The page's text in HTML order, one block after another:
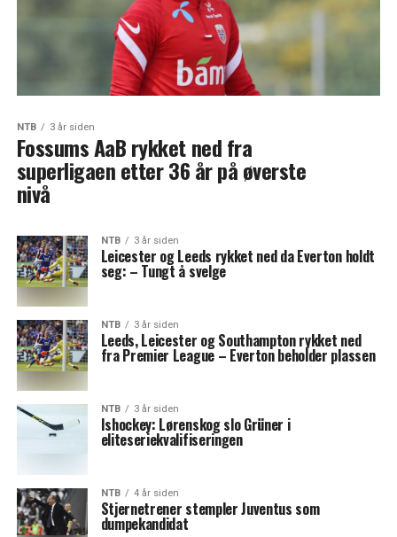
NTB 3 år siden
Fossums AaB rykket ned fra
superligaen etter 36 år på øverste
nivå
NTB 3 år siden
Leicester og Leeds rykket ned da Everton holdt
seg: – Tungt å svelge
NTB 3 år siden
Leeds, Leicester og Southampton rykket ned
fra Premier League – Everton beholder plassen
NTB 3 år siden
Ishockey: Lørenskog slo Grüner i
eliteseriekvalifiseringen
NTB 4 år siden
Stjernetrener stempler Juventus som
dumpekandidat